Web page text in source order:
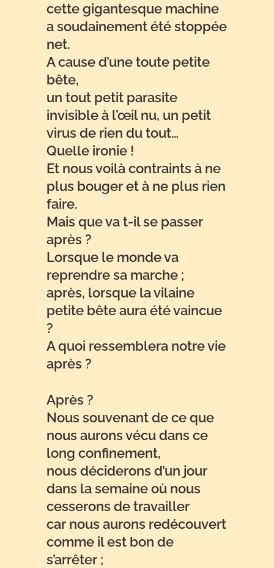
cette gigantesque machine
a soudainement été stoppée
net.
A cause d’une toute petite
bête,
un tout petit parasite
invisible à l’œil nu, un petit
virus de rien du tout…
Quelle ironie !
Et nous voilà contraints à ne
plus bouger et à ne plus rien
faire.
Mais que va t-il se passer
après ?
Lorsque le monde va
reprendre sa marche ;
après, lorsque la vilaine
petite bête aura été vaincue
?
A quoi ressemblera notre vie
après ?
Après ?
Nous souvenant de ce que
nous aurons vécu dans ce
long confinement,
nous déciderons d’un jour
dans la semaine où nous
cesserons de travailler
car nous aurons redécouvert
comme il est bon de
s’arrêter ;